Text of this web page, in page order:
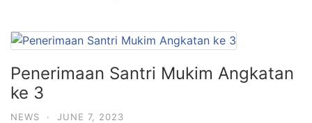
Penerimaan Santri Mukim Angkatan
ke 3
NEWS · JUNE 7, 2023